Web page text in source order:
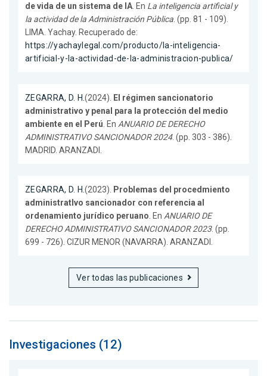
de vida de un sistema de IA . En La inteligencia artificial y
la actividad de la Administración Pública . (pp. 81 - 109).
LIMA. Yachay. Recuperado de:
https://yachaylegal.com/producto/la-inteligencia-
artificial-y-la-actividad-de-la-administracion-publica/
ZEGARRA, D. H.(2024).
El régimen sancionatorio
administrativo y penal para la protección del medio
ambiente en el Perú . En ANUARIO DE DERECHO
ADMINISTRATIVO SANCIONADOR 2024. (pp. 303 - 386).
MADRID. ARANZADI.
ZEGARRA, D. H.(2023).
Problemas del procedmiento
administratIvo sancionador con referencia al
ordenamiento jurídico peruano . En ANUARIO DE
DERECHO ADMINISTRATIVO SANCIONADOR 2023. (pp.
699 - 726). CIZUR MENOR (NAVARRA). ARANZADI.
Ver todas las publicaciones
Investigaciones (12)